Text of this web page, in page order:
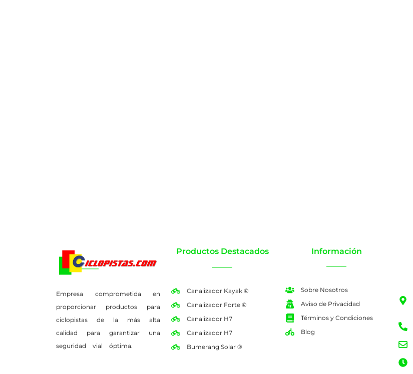
Empresa comprometida en
proporcionar productos para
ciclopistas de la más alta
calidad para garantizar una
seguridad vial óptima.
Productos Destacados
Canalizador Kayak ®
Canalizador Forte ®
Canalizador H7
Canalizador H7
Bumerang Solar ®
Información
Sobre Nosotros
Aviso de Privacidad
Términos y Condiciones
Blog